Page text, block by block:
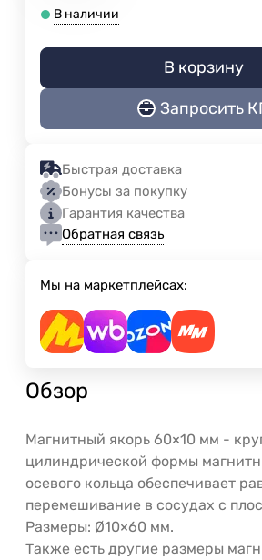
В наличии
В корзину
Запросить
Быстрая доставка
Бонусы за покупку
Гарантия качества
Обратная связь
Мы на маркетплейсах:
Обзор
Магнитный якорь 60×10 мм -
цилиндрической формы
осевого кольца обеспечивает
перемешивание в сосудах с
Размеры: Ø10×60 мм.
Также есть другие размеры